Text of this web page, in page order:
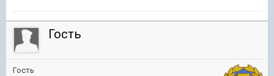
Гость
Гость